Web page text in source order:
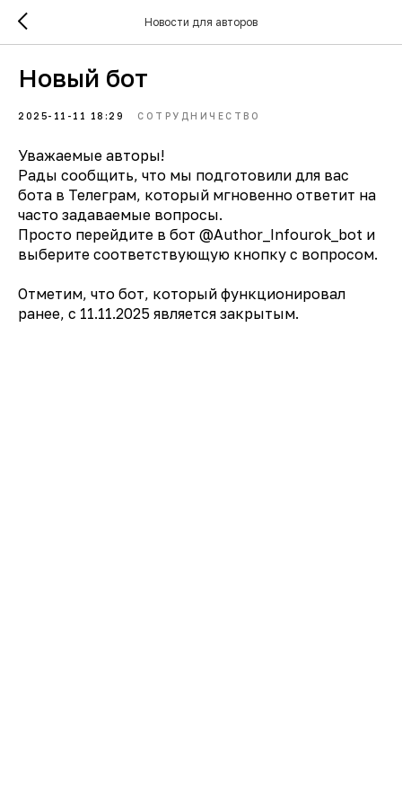
Новости для авторов
Новый бот
2025-11-11 18:29 СОТРУДНИЧЕСТВО
Уважаемые авторы!
Рады сообщить, что мы подготовили для вас
бота в Телеграм, который мгновенно ответит на
часто задаваемые вопросы.
Просто перейдите в бот @Author_Infourok_bot и
выберите соответствующую кнопку с вопросом.
Отметим, что бот, который функционировал
ранее, с 11.11.2025 является закрытым.